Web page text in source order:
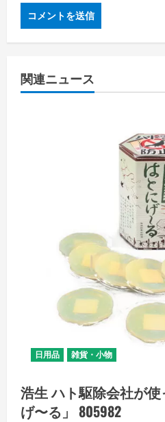
関連ニュース
日用品 雑貨・小物
浩生 ハト駆除会社が
げ〜る」 805982